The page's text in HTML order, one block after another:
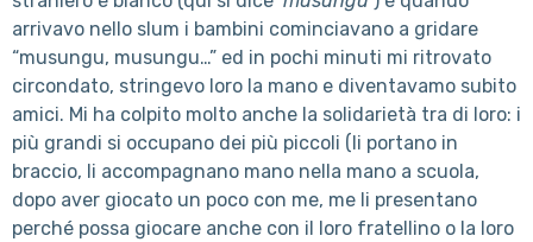
arrivavo nello slum i bambini cominciavano a gridare
“musungu, musungu…” ed in pochi minuti mi ritrovato
circondato, stringevo loro la mano e diventavamo subito
amici. Mi ha colpito molto anche la solidarietà tra di loro: i
più grandi si occupano dei più piccoli (li portano in
braccio, li accompagnano mano nella mano a scuola,
dopo aver giocato un poco con me, me li presentano
perché possa giocare anche con il loro fratellino o la loro